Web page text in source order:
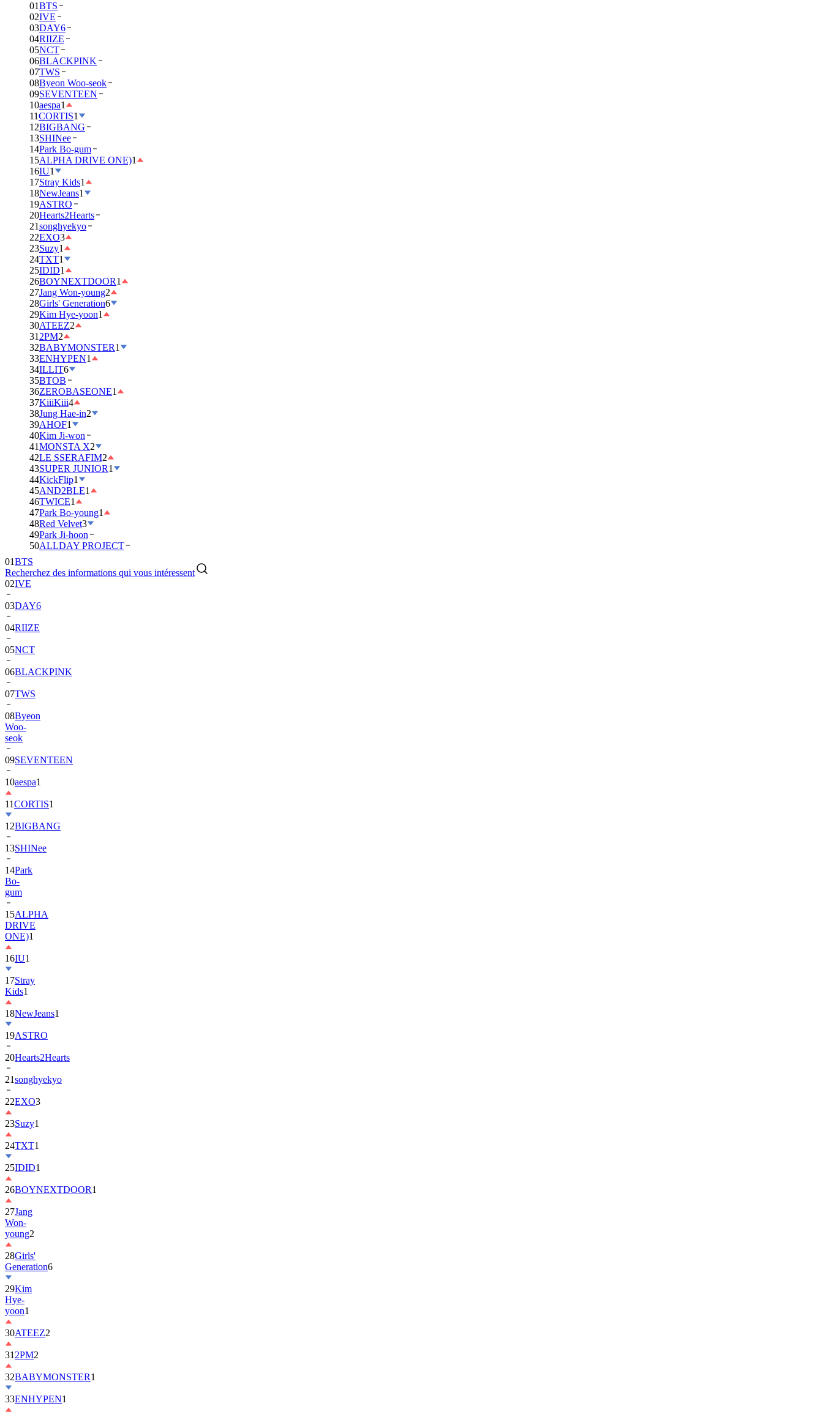
01BTS
02IVE
03DAY6
04RIIZE
05NCT
06BLACKPINK
07TWS
08Byeon Woo-seok
09SEVENTEEN
10aespa1
11CORTIS1
12BIGBANG
13SHINee
14Park Bo-gum
15ALPHA DRIVE ONE)1
16IU1
17Stray Kids1
18NewJeans1
19ASTRO
20Hearts2Hearts
21songhyekyo
22EXO3
23Suzy1
24TXT1
25IDID1
26BOYNEXTDOOR1
27Jang Won-young2
28Girls' Generation6
29Kim Hye-yoon1
30ATEEZ2
31 2PM2
32BABYMONSTER1
33ENHYPEN1
34ILLIT6
35BTOB
36ZEROBASEONE1
37KiiiKiii4
38Jung Hae-in2
39AHOF1
40Kim Ji-won
41MONSTA X2
42LE SSERAFIM2
43SUPER JUNIOR1
44KickFlip1
45AND2BLE1
46TWICE1
47Park Bo-young1
48Red Velvet3
49Park Ji-hoon
50ALLDAY PROJECT
Recherchez des informations qui vous intéressent
01BTS
02IVE
03DAY6
04RIIZE
05NCT
06BLACKPINK
07TWS
08Byeon
Woo-
seok
09SEVENTEEN
10aespa1
11CORTIS1
12BIGBANG
13SHINee
14Park
Bo-
gum
15ALPHA
DRIVE
ONE)1
16IU1
17Stray
Kids1
18NewJeans1
19ASTRO
20Hearts2Hearts
21songhyekyo
22EXO3
23Suzy1
24TXT1
25IDID1
26BOYNEXTDOOR1
27Jang
Won-
young2
28Girls'
Generation6
29Kim
Hye-
yoon1
30ATEEZ2
31 2PM2
32BABYMONSTER1
33ENHYPEN1